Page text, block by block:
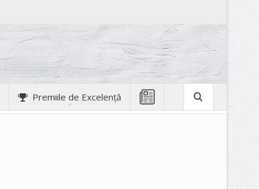
Premiile de Excelență